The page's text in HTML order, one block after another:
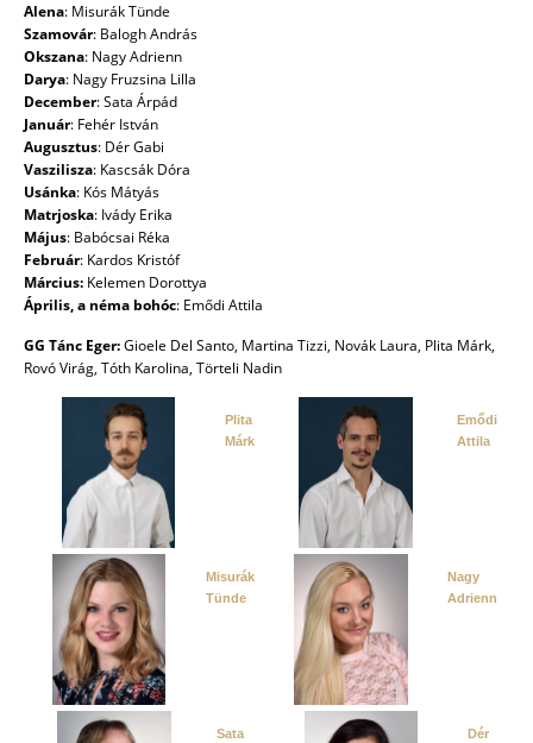
Alena: Misurák Tünde
Szamovár: Balogh András
Okszana: Nagy Adrienn
Darya: Nagy Fruzsina Lilla
December: Sata Árpád
Január: Fehér István
Augusztus: Dér Gabi
Vaszilisza: Kascsák Dóra
Usánka: Kós Mátyás
Matrjoska: Ivády Erika
Május: Babócsai Réka
Február: Kardos Kristóf
Március: Kelemen Dorottya
Április, a néma bohóc: Emődi Attila
GG Tánc Eger:Gioele Del Santo, Martina Tizzi, Novák Laura, Plita Márk,
Rovó Virág, Tóth Karolina, Törteli Nadin
Plita
Márk
Emődi
Attila
Misurák
Tünde
Nagy
Adrienn
Sata
Dér